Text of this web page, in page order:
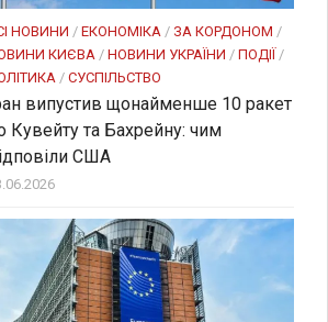
НОВИНИ / ЕКОНОМІКА / ЗА КОРДОНОМ /
КИЄВА/ НОВИНИ УКРАЇНИ / ПОДІЇ /
/ СУСПІЛЬСТВО
випустив щонайменше 10 ракет
Кувейту та Бахрейну: чим
США